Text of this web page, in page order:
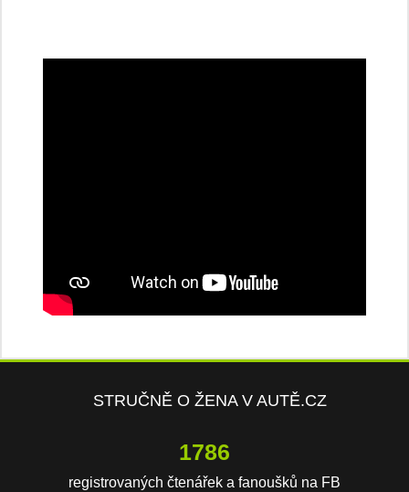
STRUČNĚ O ŽENA V AUTĚ.CZ
2663
registrovaných čtenářek a fanoušků na FB